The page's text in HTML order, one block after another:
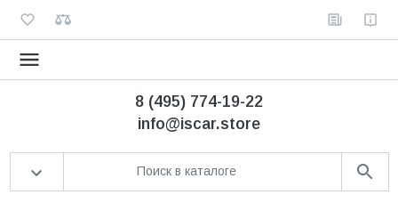
8 (495) 774-19-22
info@iscar.store